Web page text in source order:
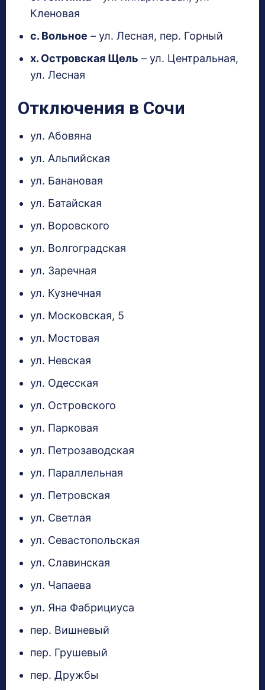
Кленовая
с. Вольное – ул. Лесная, пер. Горный
х. Островская Щель – ул. Центральная,
ул. Лесная
Отключения в Сочи
ул. Абовяна
ул. Альпийская
ул. Банановая
ул. Батайская
ул. Воровского
ул. Волгоградская
ул. Заречная
ул. Кузнечная
ул. Московская, 5
ул. Мостовая
ул. Невская
ул. Одесская
ул. Островского
ул. Парковая
ул. Петрозаводская
ул. Параллельная
ул. Петровская
ул. Светлая
ул. Севастопольская
ул. Славинская
ул. Чапаева
ул. Яна Фабрициуса
пер. Вишневый
пер. Грушевый
пер. Дружбы